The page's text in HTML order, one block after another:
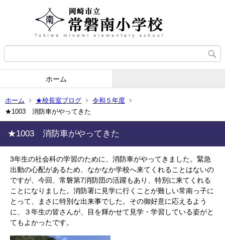
ホーム
ホーム ★校長室ブログ
令和５年度
★1003 消防車がやってきた
★1003 消防車がやってきた
3年生の社会科の学習のために、消防車がやってきました。緊急
出動の心配があるため、なかなか学校へ来てくれることはないの
ですが、今回、常磐第7消防団の活躍もあり、特別に来てくれる
ことになりました。消防署に見学に行くことが難しい常南っ子に
とって、まさに特別な出来事でした。その御好意に応えるよう
に、３年生の皆さんが、目を輝かせて見学・学習している姿がと
てもよかったです。